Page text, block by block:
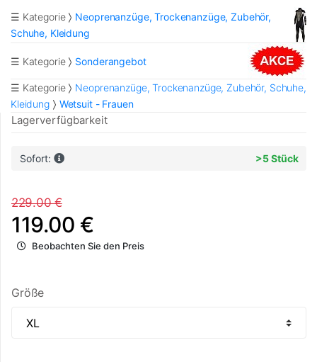
☰ Kategorie
Neoprenanzüge, Trockenanzüge, Zubehör,
Schuhe, Kleidung
☰ Kategorie Sonderangebot
☰ Kategorie
Neoprenanzüge, Trockenanzüge, Zubehör, Schuhe,
Kleidung
Wetsuit - Frauen
Lagerverfügbarkeit
Sofort: >5 Stück
229.00 €
119.00 €
Beobachten Sie den Preis
Größe